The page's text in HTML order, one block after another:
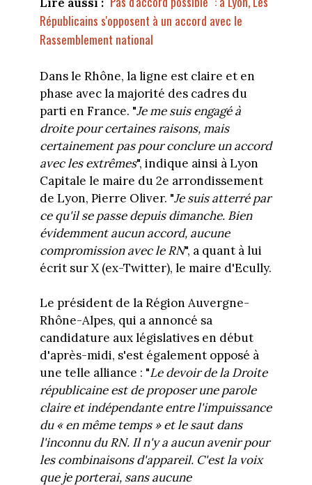
Républicains s'opposent à un accord avec le
Rassemblement national
Dans le Rhône, la ligne est claire et en
phase avec la majorité des cadres du
parti en France. "Je me suis engagé à
droite pour certaines raisons, mais
certainement pas pour conclure un accord
avec les extrêmes", indique ainsi à Lyon
Capitale le maire du 2e arrondissement
de Lyon, Pierre Oliver. "Je suis atterré par
ce qu'il se passe depuis dimanche. Bien
évidemment aucun accord, aucune
compromission avec le RN", a quant à lui
écrit sur X (ex-Twitter), le maire d'Ecully.
Le président de la Région Auvergne-
Rhône-Alpes, qui a annoncé sa
candidature aux législatives en début
d'après-midi, s'est également opposé à
une telle alliance : "Le devoir de la Droite
républicaine est de proposer une parole
claire et indépendante entre l'impuissance
du « en même temps » et le saut dans
l'inconnu du RN. Il n'y a aucun avenir pour
les combinaisons d'appareil. C'est la voix
que je porterai, sans aucune